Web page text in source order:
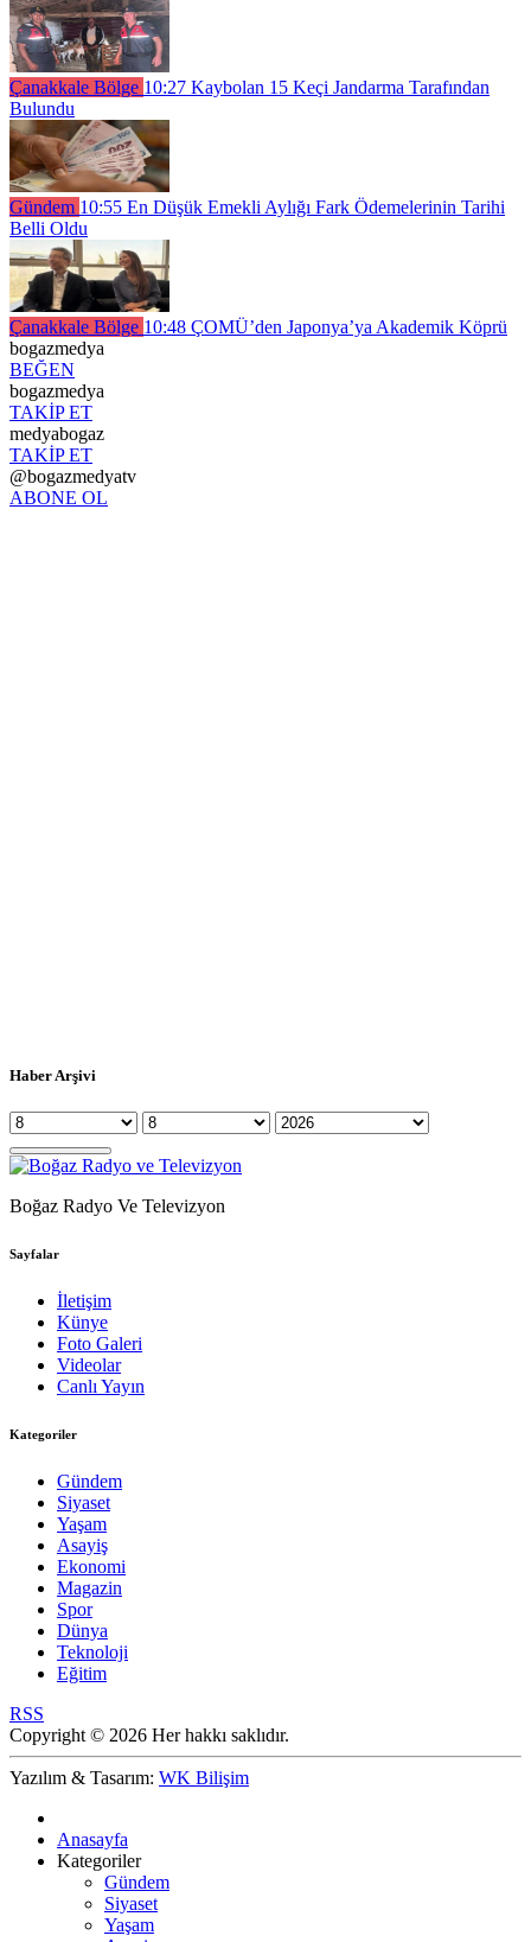
Çanakkale Bölge 10:27 Kaybolan 15 Keçi Jandarma Tarafından
Bulundu
Gündem 10:55 En Düşük Emekli Aylığı Fark Ödemelerinin Tarihi
Belli Oldu
Çanakkale Bölge 10:48 ÇOMÜ’den Japonya’ya Akademik Köprü
bogazmedya
BEĞEN
bogazmedya
TAKİP ET
medyabogaz
TAKİP ET
@bogazmedyatv
ABONE OL
Haber Arşivi
Boğaz Radyo Ve Televizyon
Sayfalar
İletişim
Künye
Foto Galeri
Videolar
Canlı Yayın
Kategoriler
Gündem
Siyaset
Yaşam
Asayiş
Ekonomi
Magazin
Spor
Dünya
Teknoloji
Eğitim
RSS
Copyright © 2026 Her hakkı saklıdır.
Yazılım & Tasarım: WK Bilişim
Anasayfa
Kategoriler
Gündem
Siyaset
Yaşam